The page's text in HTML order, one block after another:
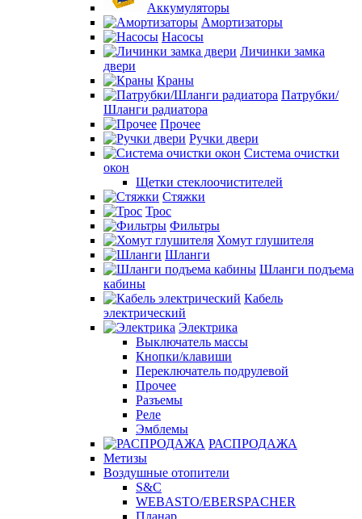
Аккумуляторы
Амортизаторы
Насосы
Личинки замка
двери
Краны
Патрубки/
Шланги радиатора
Прочее
Ручки двери
Система очистки
окон
Щетки стеклоочистителей
Стяжки
Трос
Фильтры
Хомут глушителя
Шланги
Шланги подъема
кабины
Кабель
электрический
Электрика
Выключатель массы
Кнопки/клавиши
Переключатель подрулевой
Прочее
Разъемы
Реле
Эмблемы
РАСПРОДАЖА
Метизы
Воздушные отопители
S&C
WEBASTO/EBERSPACHER
Планар